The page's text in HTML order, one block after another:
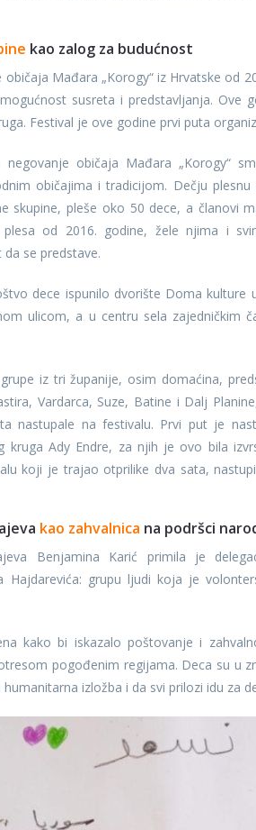
kao zalog za budućnost
običaja Mađara „Korogy“ iz Hrvatske od
susreta i predstavljanja. Ove
Festival je ove godine prvi puta
negovanje običaja Mađara „Korogy“
običajima i tradicijom. Dečju
skupine, pleše oko 50 dece, a članovi
od 2016. godine, žele njima i
se predstave.
dece ispunilo dvorište Doma kulture
ulicom, a u centru sela zajedničkim
iz tri županije, osim domaćina,
Vardarca, Suze, Batine i Dalj
nastupale na festivalu. Prvi put je
kruga Ady Endre, za njih je ovo bila
koji je trajao otprilike dva sata,
kao zahvalnica na podršci
Benjamina Karić primila je
Hajdarevića: grupu ljudi koja je
kako bi iskazalo poštovanje i
pogođenim regijama. Deca su u
izložba i da svi prilozi idu za